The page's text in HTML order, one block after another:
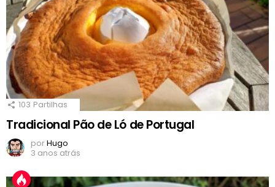
103 Partilhas
Tradicional Pão de Ló de Portugal
porHugo
3 anos atrás